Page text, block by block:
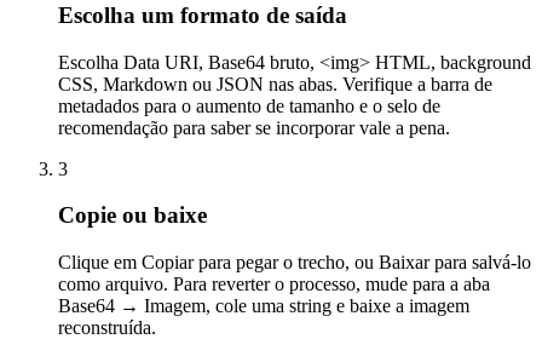
Escolha um formato de saída
Escolha Data URI, Base64 bruto, <img> HTML, background
CSS, Markdown ou JSON nas abas. Verifique a barra de
metadados para o aumento de tamanho e o selo de
recomendação para saber se incorporar vale a pena.
3
Copie ou baixe
Clique em Copiar para pegar o trecho, ou Baixar para salvá-lo
como arquivo. Para reverter o processo, mude para a aba
Base64 → Imagem, cole uma string e baixe a imagem
reconstruída.